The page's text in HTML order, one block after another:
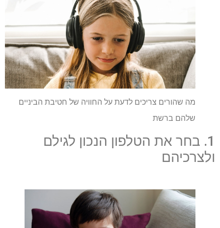
מה שהורים צריכים לדעת על החוויה של חטיבת הביניים
שלהם ברשת
1. בחר את הטלפון הנכון לגילם
ולצרכיהם